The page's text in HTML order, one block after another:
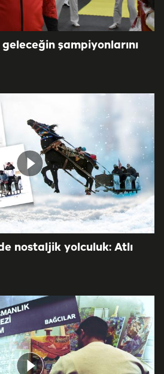
şampiyonlarını
nostaljik yolculuk: Atlı